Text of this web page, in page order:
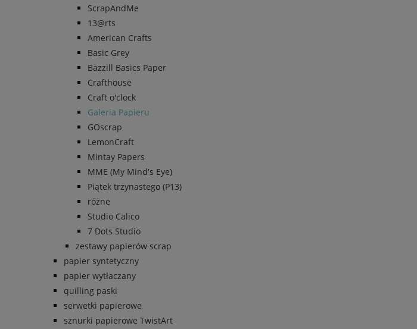
ScrapAndMe
13@rts
American Crafts
Basic Grey
Bazzill Basics Paper
Crafthouse
Craft o'clock
Galeria Papieru
GOscrap
LemonCraft
Mintay Papers
MME (My Mind's Eye)
Piątek trzynastego (P13)
różne
Studio Calico
7 Dots Studio
zestawy papierów scrap
papier syntetyczny
papier wytłaczany
quilling paski
serwetki papierowe
sznurki papierowe TwistArt